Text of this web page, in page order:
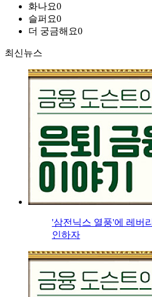
화나요0
슬퍼요0
더 궁금해요0
최신뉴스
'삼전닉스 열풍'에 레버
인하자